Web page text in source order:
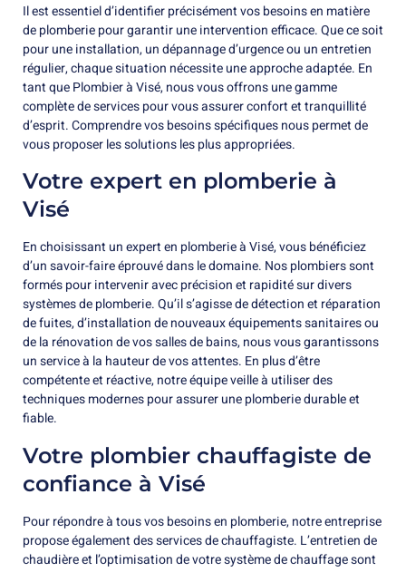
Il est essentiel d’identifier précisément vos besoins en matière
de plomberie pour garantir une intervention efficace. Que ce soit
pour une installation, un dépannage d’urgence ou un entretien
régulier, chaque situation nécessite une approche adaptée. En
tant que Plombier à Visé, nous vous offrons une gamme
complète de services pour vous assurer confort et tranquillité
d’esprit. Comprendre vos besoins spécifiques nous permet de
vous proposer les solutions les plus appropriées.
Votre expert en plomberie à
Visé
En choisissant un expert en plomberie à Visé, vous bénéficiez
d’un savoir-faire éprouvé dans le domaine. Nos plombiers sont
formés pour intervenir avec précision et rapidité sur divers
systèmes de plomberie. Qu’il s’agisse de détection et réparation
de fuites, d’installation de nouveaux équipements sanitaires ou
de la rénovation de vos salles de bains, nous vous garantissons
un service à la hauteur de vos attentes. En plus d’être
compétente et réactive, notre équipe veille à utiliser des
techniques modernes pour assurer une plomberie durable et
fiable.
Votre plombier chauffagiste de
confiance à Visé
Pour répondre à tous vos besoins en plomberie, notre entreprise
propose également des services de chauffagiste. L’entretien de
chaudière et l’optimisation de votre système de chauffage sont